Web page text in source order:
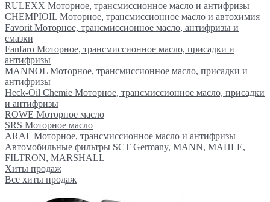
RULEXX Моторное, трансмиссионное масло и антифризы
CHEMPIOIL Моторное, трансмиссионное масло и автохимия
Favorit Моторное, трансмиссионное масло, антифризы и
смазки
Fanfaro Моторное, трансмиссионное масло, присадки и
антифризы
MANNOL Моторное, трансмиссионное масло, присадки и
антифризы
Heck-Oil Chemie Моторное, трансмиссионное масло, присадки
и антифризы
ROWE Моторное масло
SRS Моторное масло
ARAL Моторное, трансмиссионное масло и антифризы
Автомобильные фильтры SCT Germany, MANN, MAHLE,
FILTRON, MARSHALL
Хиты продаж
Все хиты продаж